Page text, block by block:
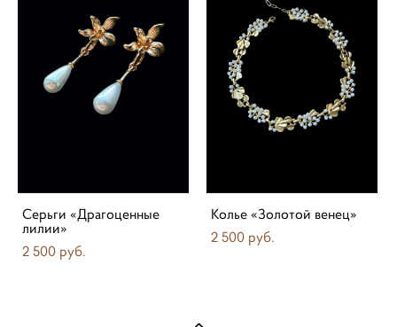
Серьги «Драгоценные
лилии»
2 500 pуб.
Колье «Золотой венец»
2 500 pуб.